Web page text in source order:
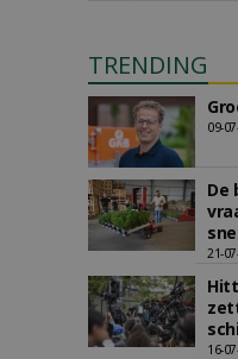
TRENDING
09-
De
21-
16-